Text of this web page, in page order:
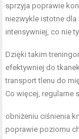
sprzyja poprawie
niezwykle istotne
intensywniej, co nie
Dzięki takim
efektywniej do
transport tlenu do
Co więcej, regularne
obniżeniu ciśnienia
poprawie poziomu